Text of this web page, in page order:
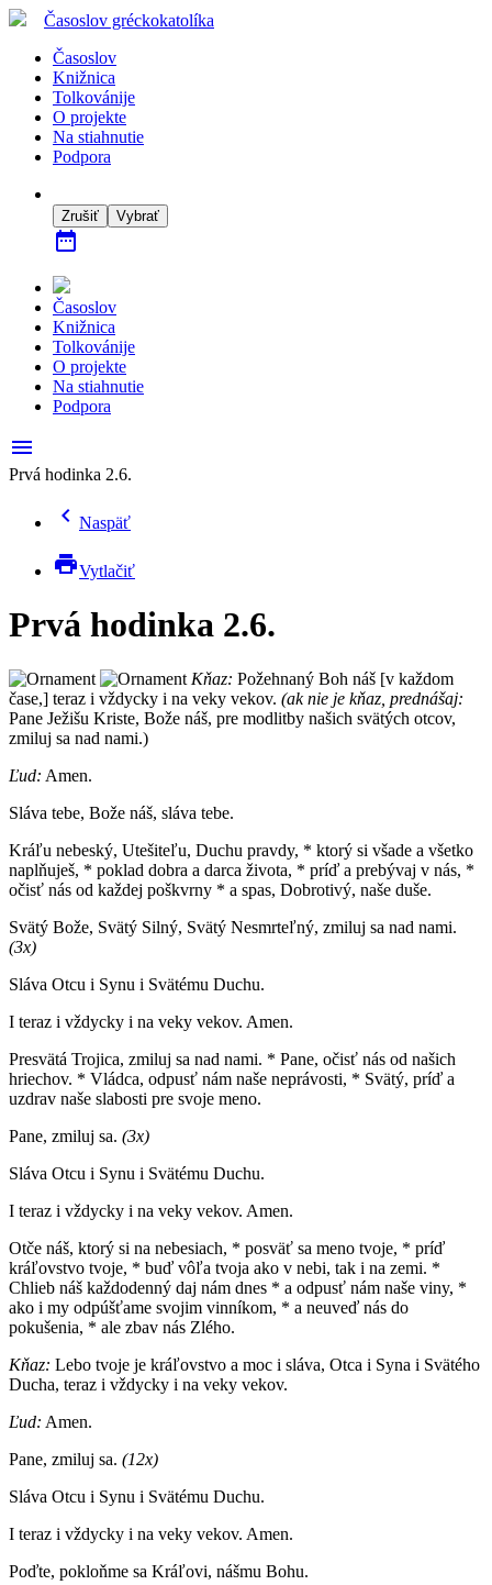
Časoslov gréckokatolíka
Časoslov
Knižnica
Tolkovánije
O projekte
Na stiahnutie
Podpora
Zrušiť Vybrať
date_range
Časoslov
Knižnica
Tolkovánije
O projekte
Na stiahnutie
Podpora
menu
Prvá hodinka 2.6.
chevron_left Naspäť
printVytlačiť
Prvá hodinka 2.6.
Kňaz: Požehnaný Boh náš [v každom
čase,] teraz i vždycky i na veky vekov. (ak nie je kňaz, prednášaj:
Pane Ježišu Kriste, Bože náš, pre modlitby našich svätých otcov,
zmiluj sa nad nami.)
Ľud: Amen.
Sláva tebe, Bože náš, sláva tebe.
Kráľu nebeský, Utešiteľu, Duchu pravdy, * ktorý si všade a všetko
naplňuješ, * poklad dobra a darca života, * príď a prebývaj v nás, *
očisť nás od každej poškvrny * a spas, Dobrotivý, naše duše.
Svätý Bože, Svätý Silný, Svätý Nesmrteľný, zmiluj sa nad nami.
(3x)
Sláva Otcu i Synu i Svätému Duchu.
I teraz i vždycky i na veky vekov. Amen.
Presvätá Trojica, zmiluj sa nad nami. * Pane, očisť nás od našich
hriechov. * Vládca, odpusť nám naše neprávosti, * Svätý, príď a
uzdrav naše slabosti pre svoje meno.
Pane, zmiluj sa. (3x)
Sláva Otcu i Synu i Svätému Duchu.
I teraz i vždycky i na veky vekov. Amen.
Otče náš, ktorý si na nebesiach, * posväť sa meno tvoje, * príď
kráľovstvo tvoje, * buď vôľa tvoja ako v nebi, tak i na zemi. *
Chlieb náš každodenný daj nám dnes * a odpusť nám naše viny, *
ako i my odpúšťame svojim vinníkom, * a neuveď nás do
pokušenia, * ale zbav nás Zlého.
Kňaz: Lebo tvoje je kráľovstvo a moc i sláva, Otca i Syna i Svätého
Ducha, teraz i vždycky i na veky vekov.
Ľud: Amen.
Pane, zmiluj sa. (12x)
Sláva Otcu i Synu i Svätému Duchu.
I teraz i vždycky i na veky vekov. Amen.
Poďte, pokloňme sa Kráľovi, nášmu Bohu.